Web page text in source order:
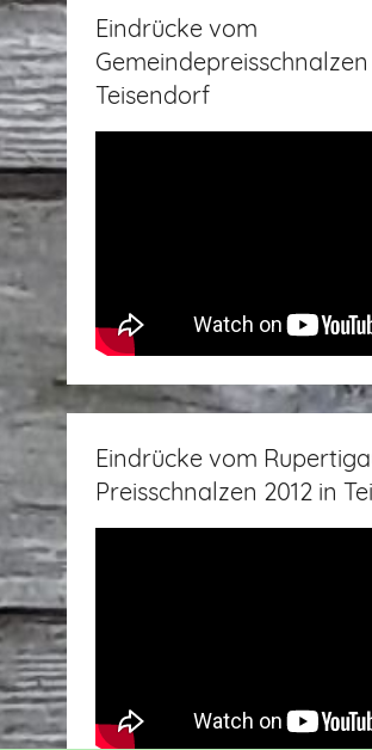
Eindrücke vom
Gemeindepreisschnalzen
Teisendorf
Eindrücke vom
Preisschnalzen 2012 in